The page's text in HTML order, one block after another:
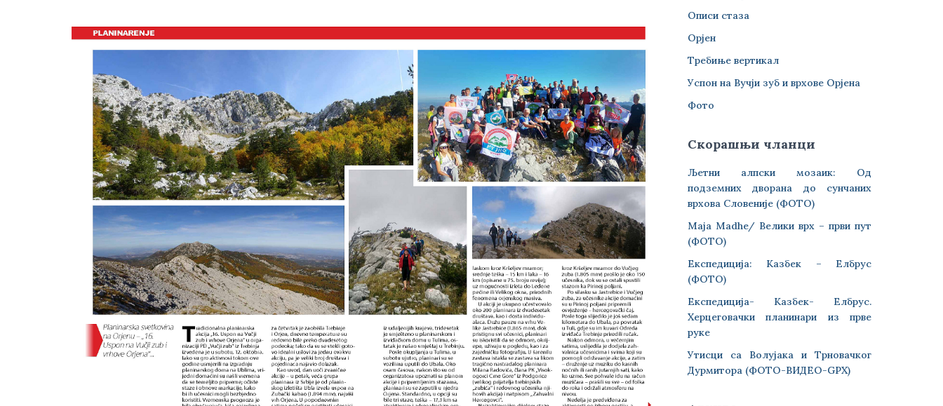
Описи стаза
Орјен
Требиње вертикал
Успон на Вучји зуб и врхове Орјена
Фото
Скорашњи чланци
Љетни алпски мозаик: Од
подземних дворана до сунчаних
врхова Словеније (ФОТО)
Maja Madhe/ Велики врх – први пут
(ФОТО)
Експедиција: Казбек – Елбрус
(ФОТО)
Експедиција- Казбек- Елбрус.
Херцеговачки планинари из прве
руке
Утисци са Волујака и Трновачког
Дурмитора (ФОТО-ВИДЕО-GPX)